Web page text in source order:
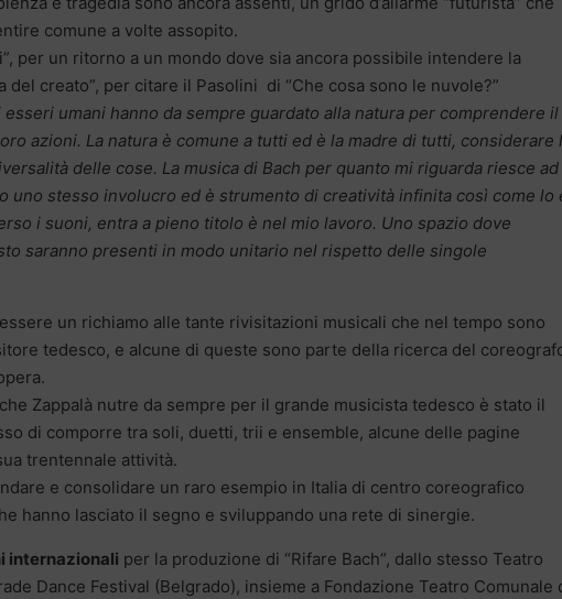
comune a volte assopito.
per un ritorno a un mondo dove sia ancora possibile intendere la
del creato”, per citare il Pasolini di “Che cosa sono le nuvole?”
esseri umani hanno da sempre guardato alla natura per comprendere il
azioni. La natura è comune a tutti ed è la madre di tutti, considerare
delle cose. La musica di Bach per quanto mi riguarda riesce ad
uno stesso involucro ed è strumento di creatività infinita così come lo
i suoni, entra a pieno titolo è nel mio lavoro. Uno spazio dove
saranno presenti in modo unitario nel rispetto delle singole
un richiamo alle tante rivisitazioni musicali che nel tempo sono
tedesco, e alcune di queste sono parte della ricerca del
Zappalà nutre da sempre per il grande musicista tedesco è stato il
di comporre tra soli, duetti, trii e ensemble, alcune delle pagine
trentennale attività.
e consolidare un raro esempio in Italia di centro coreografico
hanno lasciato il segno e sviluppando una rete di sinergie.
internazionali per la produzione di “Rifare Bach”, dallo stesso Teatro
Dance Festival (Belgrado), insieme a Fondazione Teatro Comunale